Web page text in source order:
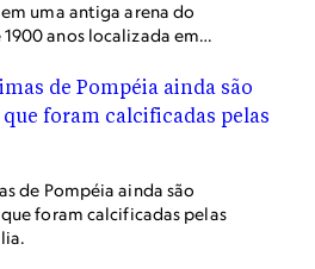
uma antiga arena do
anos localizada em
de Pompéia ainda são
foram calcificadas pelas